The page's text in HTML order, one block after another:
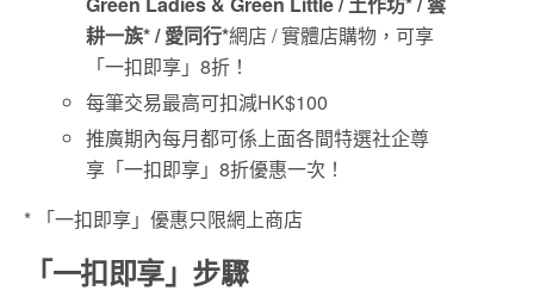
耕一族* / 愛同行*網店 / 實體店購物，可享
「一扣即享」8折！
每筆交易最高可扣減HK$100
推廣期內每月都可係上面各間特選社企尊
享「一扣即享」8折優惠一次！
* 「一扣即享」優惠只限網上商店
「一扣即享」步驟